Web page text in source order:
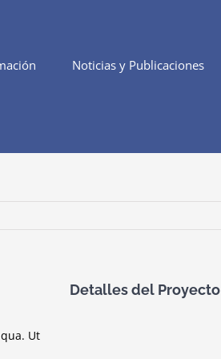
Noticias y Publicaciones
Ut
Detalles del Proyecto